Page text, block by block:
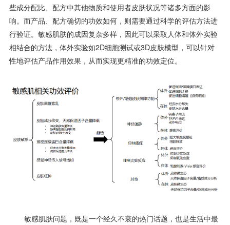
些成分配比、配方中其他物质和使用者皮肤状况等诸多方面的影
响。而产品、配方确切的功效如何，则需要通过科学的评估方法进
行验证。敏感肌肤的成因复杂多样，因此可以采取人体和体外实验
相结合的方法，体外实验如2D细胞测试或3D皮肤模型，可以针对
性地评估产品作用效果，从而实现更精准的功效定位。
敏感肌肤问题，既是一个经久不衰的热门话题，也是生活中最